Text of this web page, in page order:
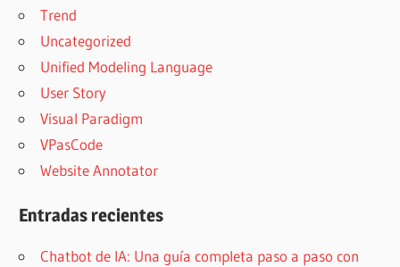
Trend
Uncategorized
Unified Modeling Language
User Story
Visual Paradigm
VPasCode
Website Annotator
Entradas recientes
Chatbot de IA: Una guía completa paso a paso con